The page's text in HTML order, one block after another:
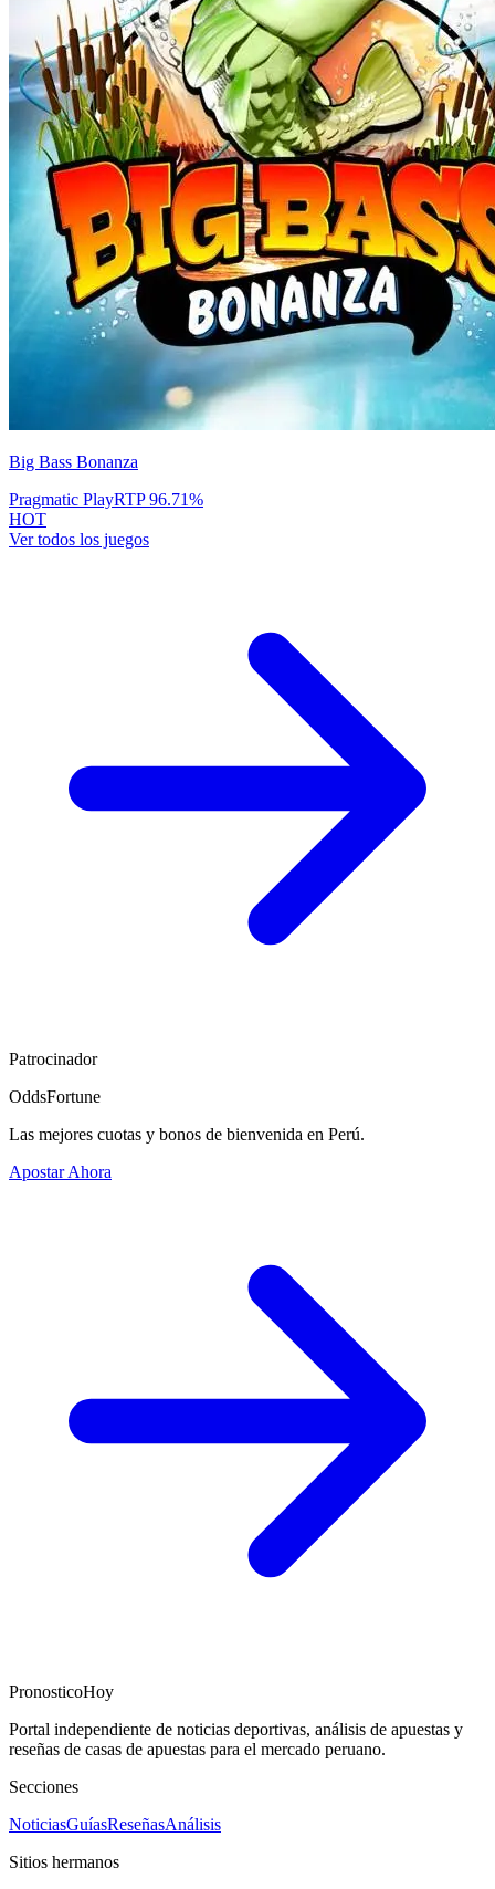
Big Bass Bonanza
Pragmatic PlayRTP96.71%
HOT
Ver todos los juegos
Patrocinador
OddsFortune
Las mejores cuotas y bonos de bienvenida en Perú.
Apostar Ahora
PronosticoHoy
Portal independiente de noticias deportivas, análisis de apuestas y
reseñas de casas de apuestas para el mercado peruano.
Secciones
NoticiasGuíasReseñasAnálisis
Sitios hermanos